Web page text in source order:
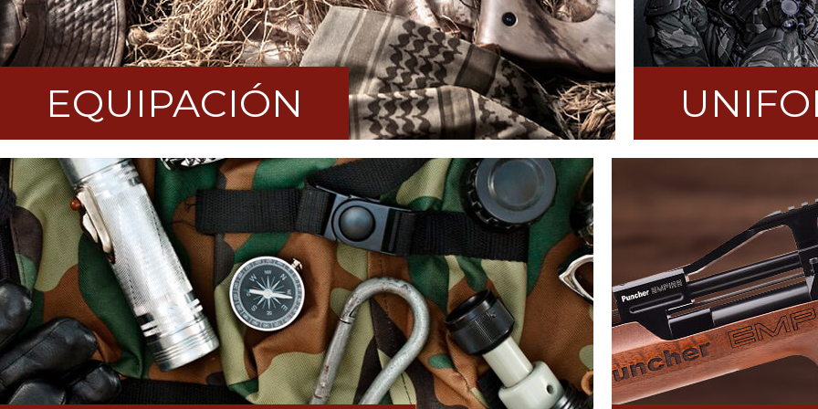
EQUIPACIÓN